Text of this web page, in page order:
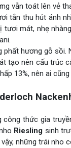
vẫn toát lên vẻ
tắn thu hút ánh
mát, nhẹ
hương gỗ
tạo nên cấu trúc
13%, nên ai
công thức gia
Riesling sinh
những trái nho